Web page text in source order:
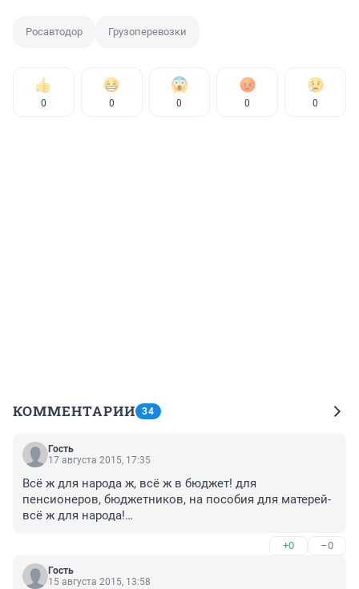
Росавтодор Грузоперевозки
0 0 0 0 0
КОММЕНТАРИИ 34
Гость
17 августа 2015, 17:35
Всё ж для народа ж, всё ж в бюджет! для
пенсионеров, бюджетников, на пособия для матерей-
всё ж для народа!
И икра не лезет в горло,
И компот не льется в рот!
+0 –0
Гость
15 августа 2015, 13:58